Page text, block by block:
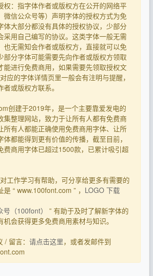
权：指字体作者或版权方在公开的网络平
微信公众号等）声明字体的授权方式为免
体大部分都没有具体的授权协议，少部分
采用自己编写的协议。这类字体一般无需
也无需知会作者或版权方，直接就可以免
部分字体可能需要先向作者或版权方领取
能进行免费商用，如果需要先领取授权文
应的字体详情页里一般会有注明与提醒，
或版权方联系。
创建于2019年，是一个主要靠爱发电的
集整理网站，致力于让所有人都有免费商
所有人都能正确使用免费商用字体、让所
体都能得到更有价值的传播，截至目前，
费商用字体已超过1500款，已累计吸引超
工作学习有帮助，可分享给更多有需要的
“ www.100font.com ” ， LOGO 下载
（100font）
” 有助于及时了解新字体的
会获得更多免费商用素材与知识。
/ 留言： 请点击这里，或者发邮件到